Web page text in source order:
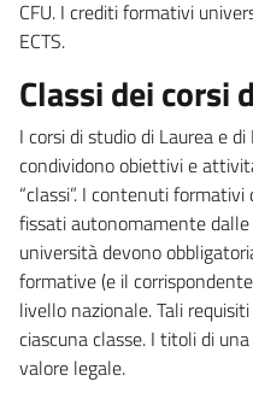
CFU. I crediti formativi
ECTS.
Classi dei corsi
I corsi di studio di Laurea e
condividono obiettivi e
“classi”. I contenuti
fissati autonomamente
università devono
formative (e il
livello nazionale. Tali
ciascuna classe. I titoli di
valore legale.